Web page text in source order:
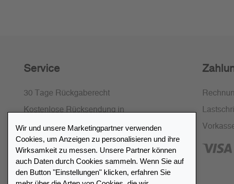
Service
30 Tage Rückgaberecht
Kostenlose Rücksendung in
SSL-Verschlüsselung
Wir und unsere Marketingpartner verwenden
Cookies, um Anzeigen zu personalisieren und ihre
Wirksamkeit zu messen. Unsere Partner können
auch Daten durch Cookies sammeln. Wenn Sie auf
den Button "Einstellungen" klicken, erfahren Sie